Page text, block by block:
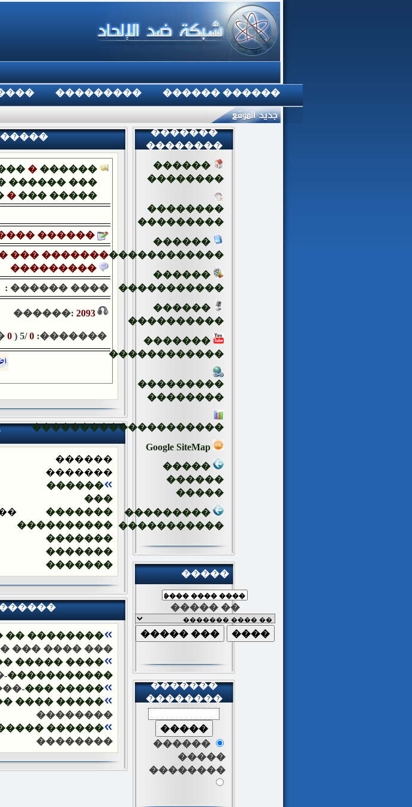
���������
������ ������
� ������
������ ���
� ��� �����
������
��� �������
���������
���� ������ :
������: 2093
�������:
0
/5 (
0
������
�������
������
���
�������
����������
�������
�������
�������
���������
��� ��������
��������
�����������
����� ���
�������
��������
��������
��������
�������
��������
������
��������
��������
���������
������
������������
������
�����������
������
����������
�������
������������
���������
��������
��������������������
�����
������
�����
���������
�����������
�����
����� ��
�������
��������
������
�����
��������